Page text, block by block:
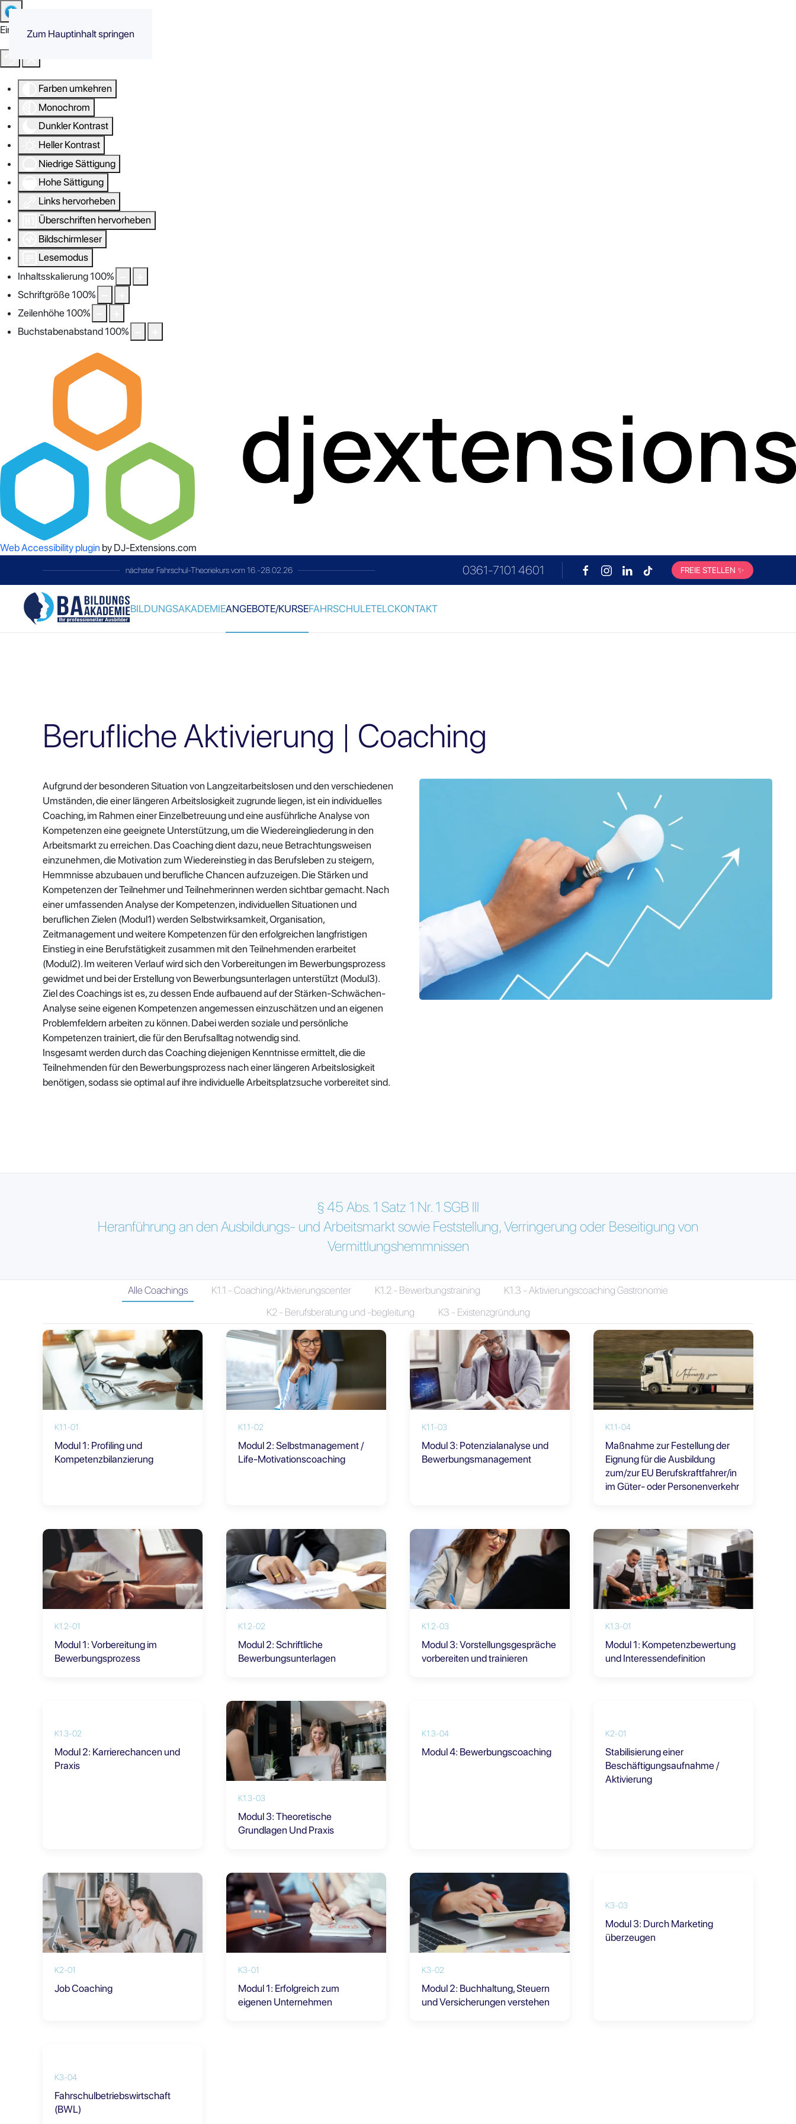
Eingabehilfen öffnen
Farben umkehren
Monochrom
Dunkler Kontrast
Heller Kontrast
Niedrige Sättigung
Hohe Sättigung
Links hervorheben
Überschriften hervorheben
Bildschirmleser
Lesemodus
Inhaltsskalierung100%
Schriftgröße100%
Zeilenhöhe100%
Buchstabenabstand100%
Web Accessibility plugin by DJ-Extensions.com
Zum Hauptinhalt springen
telc-Prüfungimmer am letzten Samstag im Monat 0361-7101 4601 FREIE STELLEN ✨
BILDUNGSAKADEMIEANGEBOTE/KURSEFAHRSCHULETELCKONTAKT
Berufliche Aktivierung | Coaching
Aufgrund der besonderen Situation von Langzeitarbeitslosen und den verschiedenen
Umständen, die einer längeren Arbeitslosigkeit zugrunde liegen, ist ein individuelles
Coaching, im Rahmen einer Einzelbetreuung und eine ausführliche Analyse von
Kompetenzen eine geeignete Unterstützung, um die Wiedereingliederung in den
Arbeitsmarkt zu erreichen. Das Coaching dient dazu, neue Betrachtungsweisen
einzunehmen, die Motivation zum Wiedereinstieg in das Berufsleben zu steigern,
Hemmnisse abzubauen und berufliche Chancen aufzuzeigen. Die Stärken und
Kompetenzen der Teilnehmer und Teilnehmerinnen werden sichtbar gemacht. Nach
einer umfassenden Analyse der Kompetenzen, individuellen Situationen und
beruflichen Zielen (Modul1) werden Selbstwirksamkeit, Organisation,
Zeitmanagement und weitere Kompetenzen für den erfolgreichen langfristigen
Einstieg in eine Berufstätigkeit zusammen mit den Teilnehmenden erarbeitet
(Modul2). Im weiteren Verlauf wird sich den Vorbereitungen im Bewerbungsprozess
gewidmet und bei der Erstellung von Bewerbungsunterlagen unterstü̈tzt (Modul3).
Ziel des Coachings ist es, zu dessen Ende aufbauend auf der Stärken-Schwächen-
Analyse seine eigenen Kompetenzen angemessen einzuschätzen und an eigenen
Problemfeldern arbeiten zu können. Dabei werden soziale und persönliche
Kompetenzen trainiert, die für den Berufsalltag notwendig sind.
Insgesamt werden durch das Coaching diejenigen Kenntnisse ermittelt, die die
Teilnehmenden für den Bewerbungsprozess nach einer längeren Arbeitslosigkeit
benötigen, sodass sie optimal auf ihre individuelle Arbeitsplatzsuche vorbereitet sind.
§ 45 Abs. 1 Satz 1 Nr. 1 SGB III
Heranführung an den Ausbildungs- und Arbeitsmarkt sowie Feststellung, Verringerung oder Beseitigung von
Vermittlungshemmnissen
Alle Coachings K1.1 - Coaching/Aktivierungscenter K1.2 - Bewerbungstraining
K1.3 - Aktivierungscoaching Gastronomie
K2 - Berufsberatung und -begleitung
K3 - Existenzgründung
K1.1-01
Modul 1: Profiling und
Kompetenzbilanzierung
K1.1-02
Modul 2: Selbstmanagement /
Life-Motivationscoaching
K1.1-03
Modul 3: Potenzialanalyse und
Bewerbungsmanagement
K1.1-04
Maßnahme zur Festellung der
Eignung für die Ausbildung
zum/zur EU Berufskraftfahrer/in
im Güter- oder Personenverkehr
K1.2-01
Modul 1: Vorbereitung im
Bewerbungsprozess
K1.2-02
Modul 2: Schriftliche
Bewerbungsunterlagen
K1.2-03
Modul 3: Vorstellungsgespräche
vorbereiten und trainieren
K1.3-01
Modul 1: Kompetenzbewertung
und Interessendefinition
K1.3-02
Modul 2: Karrierechancen und
Praxis
K1.3-03
Modul 3: Theoretische
Grundlagen Und Praxis
K1.3-04
Modul 4: Bewerbungscoaching
K2-01
Stabilisierung einer
Beschäftigungsaufnahme /
Aktivierung
K2-01
Job Coaching
K3-01
Modul 1: Erfolgreich zum
eigenen Unternehmen
K3-02
Modul 2: Buchhaltung, Steuern
und Versicherungen verstehen
K3-03
Modul 3: Durch Marketing
überzeugen
K3-04
Fahrschulbetriebswirtschaft
(BWL)